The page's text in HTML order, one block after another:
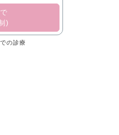
)
の診療